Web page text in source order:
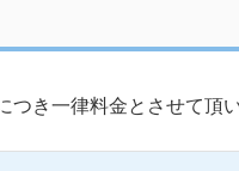
き一律料金とさせて頂